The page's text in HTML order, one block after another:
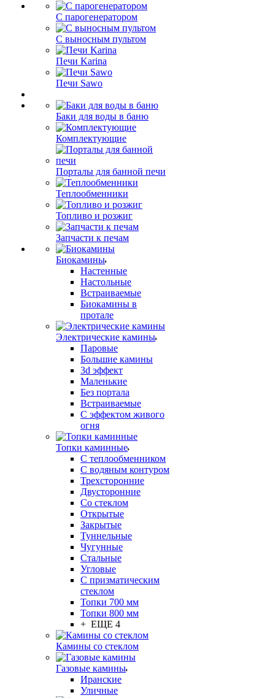
С парогенератором
С выносным пультом
Печи Karina
Печи Sawo
Баки для воды в баню
Комплектующие
Порталы для банной печи
Теплообменники
Топливо и розжиг
Запчасти к печам
Биокамины
Настенные
Настольные
Встраиваемые
Биокамины в
протале
Электрические камины
Паровые
Большие камины
3d эффект
Маленькие
Без портала
Встраиваемые
С эффектом живого
огня
Топки каминные
С теплообменником
С водяным контуром
Трехсторонние
Двусторонние
Со стеклом
Открытые
Закрытые
Туннельные
Чугунные
Стальные
Угловые
С призматическим
стеклом
Топки 700 мм
Топки 800 мм
+ ЕЩЕ 4
Камины со стеклом
Газовые камины
Иранские
Уличные